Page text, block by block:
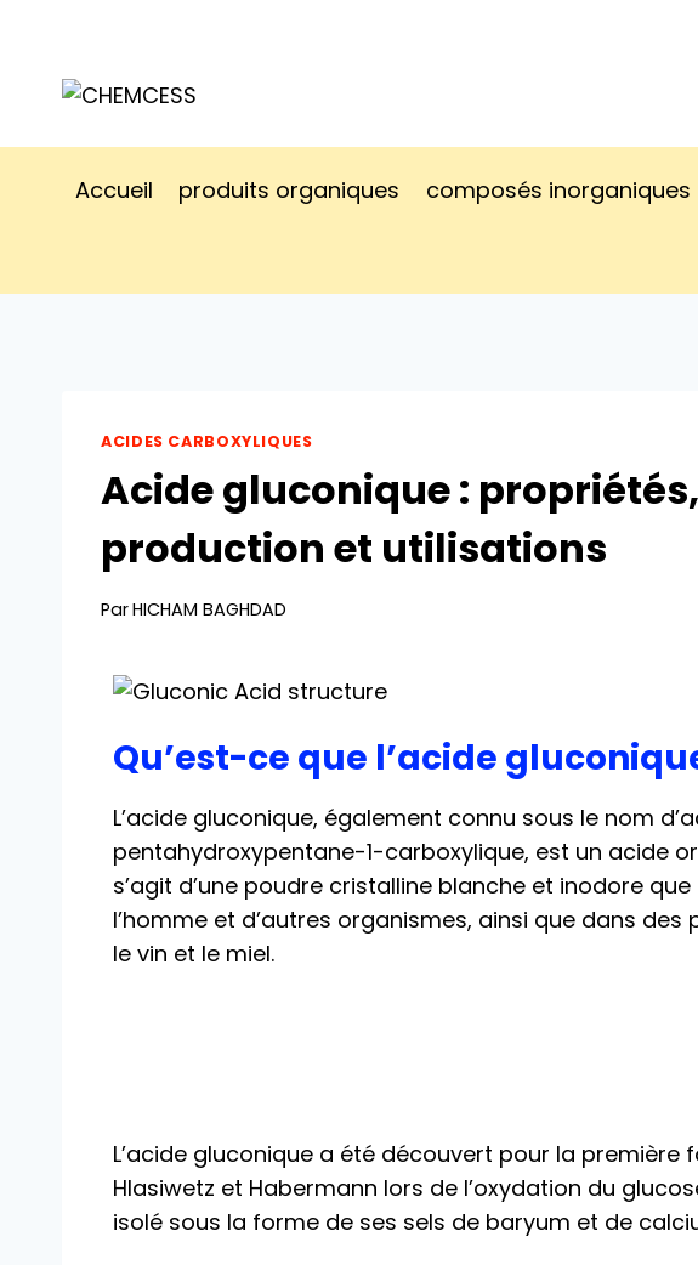
Accueil produits organiques composés inorganiques
ACIDES CARBOXYLIQUES
Acide gluconique :
production et utilisations
ParHICHAM BAGHDAD
Qu’est-ce que l’acide
L’acide gluconique, également connu sous le nom
pentahydroxypentane-1-carboxylique, est un acide
s’agit d’une poudre cristalline blanche et inodore
l’homme et d’autres organismes, ainsi que dans
le vin et le miel.
L’acide gluconique a été découvert pour la première
Hlasiwetz et Habermann lors de l’oxydation du
isolé sous la forme de ses sels de baryum et de